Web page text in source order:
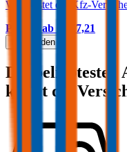
Was kostet die Kfz-
Prämie ab
€ 207,21
Mehr laden
Die beliebtesten
kostet die